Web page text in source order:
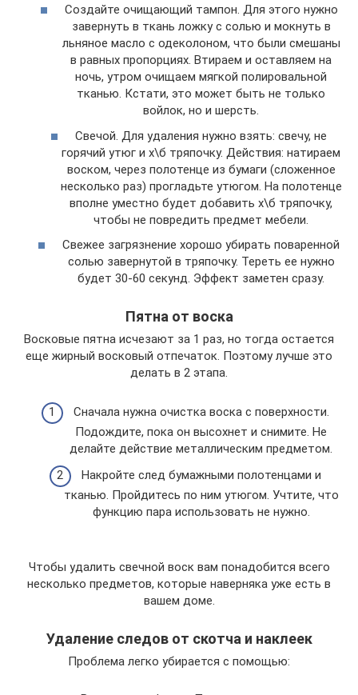
Создайте очищающий тампон. Для этого нужно
завернуть в ткань ложку с солью и мокнуть в
льняное масло с одеколоном, что были смешаны
в равных пропорциях. Втираем и оставляем на
ночь, утром очищаем мягкой полировальной
тканью. Кстати, это может быть не только
войлок, но и шерсть.
Свечой. Для удаления нужно взять: свечу, не
горячий утюг и х\б тряпочку. Действия: натираем
воском, через полотенце из бумаги (сложенное
несколько раз) прогладьте утюгом. На полотенце
вполне уместно будет добавить х\б тряпочку,
чтобы не повредить предмет мебели.
Свежее загрязнение хорошо убирать поваренной
солью завернутой в тряпочку. Тереть ее нужно
будет 30-60 секунд. Эффект заметен сразу.
Пятна от воска
Восковые пятна исчезают за 1 раз, но тогда остается
еще жирный восковый отпечаток. Поэтому лучше это
делать в 2 этапа.
Сначала нужна очистка воска с поверхности.
Подождите, пока он высохнет и снимите. Не
делайте действие металлическим предметом.
Накройте след бумажными полотенцами и
тканью. Пройдитесь по ним утюгом. Учтите, что
функцию пара использовать не нужно.
Чтобы удалить свечной воск вам понадобится всего
несколько предметов, которые наверняка уже есть в
вашем доме.
Удаление следов от скотча и наклеек
Проблема легко убирается с помощью: